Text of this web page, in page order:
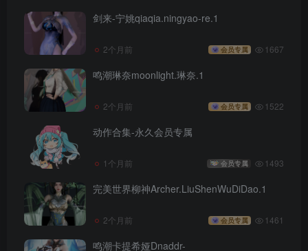
剑来-宁姚qiaqia.ningyao-re.1
2个月前 会员专属 1667
鸣潮琳奈moonlight.琳奈.1
2个月前 会员专属 1522
动作合集-永久会员专属
1个月前 会员专属 1493
完美世界柳神Archer.LiuShenWuDiDao.1
2个月前 会员专属 1461
鸣潮卡提希娅Dnaddr-